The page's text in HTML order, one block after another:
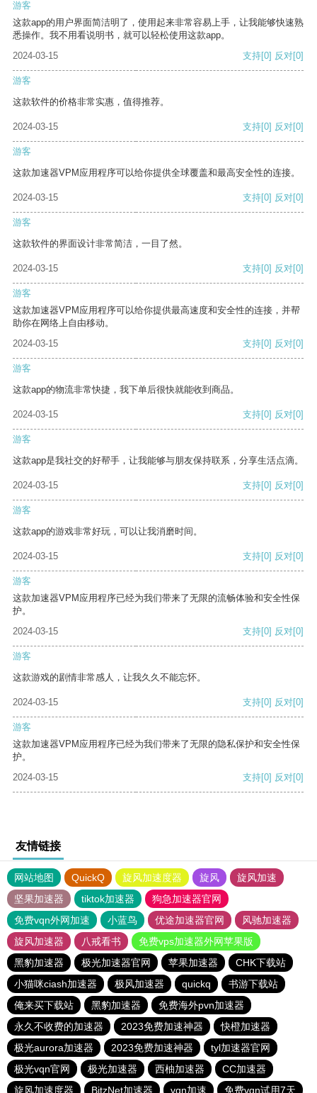
游客
这款app的用户界面简洁明了，使用起来非常容易上手，让我能够快速熟
悉操作。我不用看说明书，就可以轻松使用这款app。
2024-03-15
支持[0] 反对[0]
游客
这款软件的价格非常实惠，值得推荐。
2024-03-15 支持[0] 反对[0]
游客
这款加速器VPM应用程序可以给你提供全球覆盖和最高安全性的连接。
2024-03-15 支持[0] 反对[0]
游客
这款软件的界面设计非常简洁，一目了然。
2024-03-15 支持[0] 反对[0]
游客
这款加速器VPM应用程序可以给你提供最高速度和安全性的连接，并帮
助你在网络上自由移动。
2024-03-15
支持[0] 反对[0]
游客
这款app的物流非常快捷，我下单后很快就能收到商品。
2024-03-15 支持[0] 反对[0]
游客
这款app是我社交的好帮手，让我能够与朋友保持联系，分享生活点滴。
2024-03-15 支持[0] 反对[0]
游客
这款app的游戏非常好玩，可以让我消磨时间。
2024-03-15 支持[0] 反对[0]
游客
这款加速器VPM应用程序已经为我们带来了无限的流畅体验和安全性保
护。
2024-03-15
支持[0] 反对[0]
游客
这款游戏的剧情非常感人，让我久久不能忘怀。
2024-03-15 支持[0] 反对[0]
游客
这款加速器VPM应用程序已经为我们带来了无限的隐私保护和安全性保
护。
2024-03-15
支持[0] 反对[0]
友情链接
网站地图 QuickQ 旋风加速度器 旋风
旋风加速
坚果加速器
tiktok加速器
狗急加速器官网
免费vqn外网加速
小蓝鸟 优途加速器官网
风驰加速器
旋风加速器
八戒看书
免费vps加速器外网苹果版
黑豹加速器
极光加速器官网 苹果加速器
CHK下载站
小猫咪ciash加速器
极风加速器 quickq
书游下载站
俺来买下载站
黑豹加速器
免费海外pvn加速器
永久不收费的加速器
2023免费加速神器
快橙加速器
极光aurora加速器
2023免费加速神器
tyl加速器官网
极光vqn官网
极光加速器 西柚加速器
CC加速器
旋风加速度器
BitzNet加速器 vqn加速 免费vqn试用7天